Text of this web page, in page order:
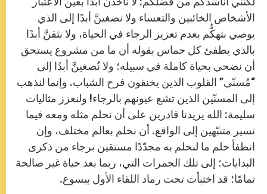
الأشخاص الخائبين والتعساء ولا نصغينَّ أبدًا إلى الذي
يوصي بتهكُّم بعدم تعزيز الرجاء في الحياة، ولا نثقنَّ أبدًا
بالذي يطفئ كل حماس بقوله أن ما من مشروع يستحق
أن نضحي بحياة كاملة في سبيله؛ ولا نُصغينَّ أبدًا إلى
“مُسنّي” القلوب الذين يخنقون فرح الشباب. وإنما لنذهب
إلى المسنّين الذين تشع عيونهم بالرجاء! ولنعزز مثاليات
سليمة: الله يريدنا قادرين على أن نحلم مثله ومعه فيما
نسير متنبّهين إلى الواقع. أن نحلم بعالم مختلف، وإن
انطفأ حلم ما لنحلم به مجدّدًا مستقين برجاء من ذكرى
البدايات؛ إلى تلك الجمرات التي، ربما بعد حياة غير صالحة
تمامًا؛ قد اختبأت تحت رماد اللقاء الأول بيسوع.